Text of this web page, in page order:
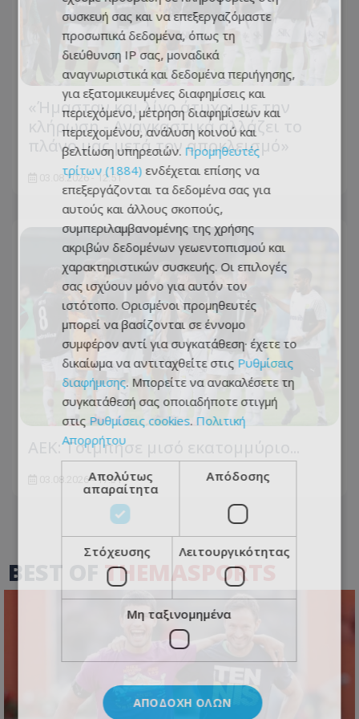
«Ήμασταν και λίγο άτυχοι με την
κλήρωση - Αναγκαστικά αλλάζει το
πλάνο μας μετά τον αποκλεισμό»
03.08.2026 - 12:51
ΑΕΚ: Τσίμπησε μισό εκατομμύριο...
03.08.2026 - 17:31
BEST OF THEMASPORTS
συσκευή σας και να επεξεργαζόμαστε
προσωπικά δεδομένα, όπως τη
διεύθυνση IP σας, μοναδικά
αναγνωριστικά και δεδομένα περιήγησης,
για εξατομικευμένες διαφημίσεις και
περιεχόμενο, μέτρηση διαφημίσεων και
περιεχομένου, ανάλυση κοινού και
βελτίωση υπηρεσιών. Προμηθευτές
τρίτων (1884) ενδέχεται επίσης να
επεξεργάζονται τα δεδομένα σας για
αυτούς και άλλους σκοπούς,
συμπεριλαμβανομένης της χρήσης
ακριβών δεδομένων γεωεντοπισμού και
χαρακτηριστικών συσκευής. Οι επιλογές
σας ισχύουν μόνο για αυτόν τον
ιστότοπο. Ορισμένοι προμηθευτές
μπορεί να βασίζονται σε έννομο
συμφέρον αντί για συγκατάθεση· έχετε το
δικαίωμα να αντιταχθείτε στις Ρυθμίσεις
διαφήμισης. Μπορείτε να ανακαλέσετε τη
συγκατάθεσή σας οποιαδήποτε στιγμή
στις Ρυθμίσεις cookies. Πολιτική
Απορρήτου
Απολύτως
απαραίτητα
Απόδοσης
Στόχευσης Λειτουργικότητας
Μη ταξινομημένα
ΑΠΟΔΟΧΉ ΌΛΩΝ